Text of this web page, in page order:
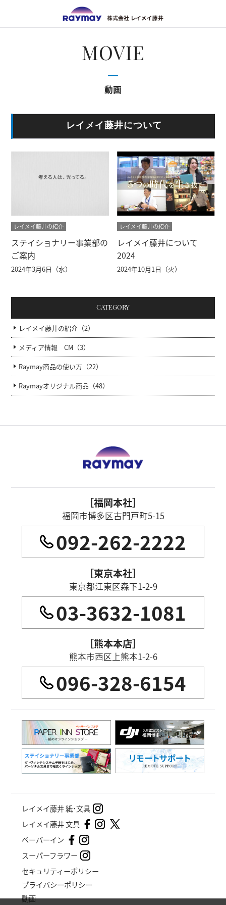
MOVIE
動画
レイメイ藤井について
レイメイ藤井の紹介
ステイショナリー事業部の
ご案内
2024年3月6日（水）
レイメイ藤井の紹介
レイメイ藤井について
2024
2024年10月1日（火）
CATEGORY
レイメイ藤井の紹介（2）
メディア情報 CM（3）
Raymay商品の使い方（22）
Raymayオリジナル商品（48）
［福岡本社］
福岡市博多区古門戸町5-15
092-262-2222
［東京本社］
東京都江東区森下1-2-9
03-3632-1081
［熊本本店］
熊本市西区上熊本1-2-6
096-328-6154
レイメイ藤井 紙･文具
レイメイ藤井 文具
ペーパーイン
スーパーフラワー
セキュリティーポリシー
プライバシーポリシー
動画